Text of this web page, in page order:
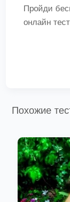
Пройди
онлайн
Похожие